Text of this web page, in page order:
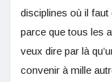
disciplines où il faut
parce que tous les
veux dire par là
convenir à mille